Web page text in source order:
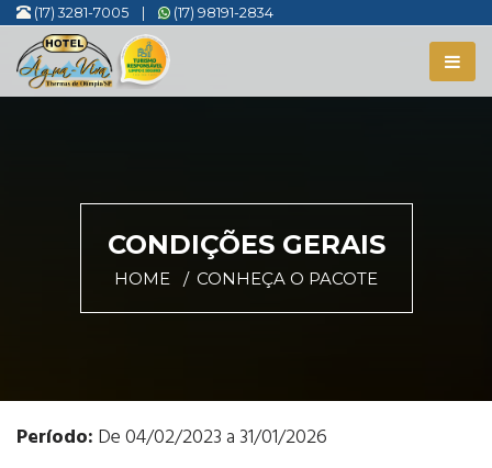
(17) 3281-7005 (17) 98191-2834
CONDIÇÕES GERAIS
HOME CONHEÇA O PACOTE
Período: De 04/02/2023 a 31/01/2026